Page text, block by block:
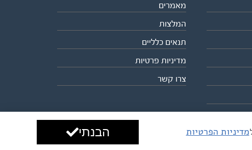
מאמרים
המלצות
תנאים כלליים
מדיניות פרטיות
צרו קשר
עיצוב ופיתוח: ביבר גלובל
מדיניות הפרטיות הבנתי